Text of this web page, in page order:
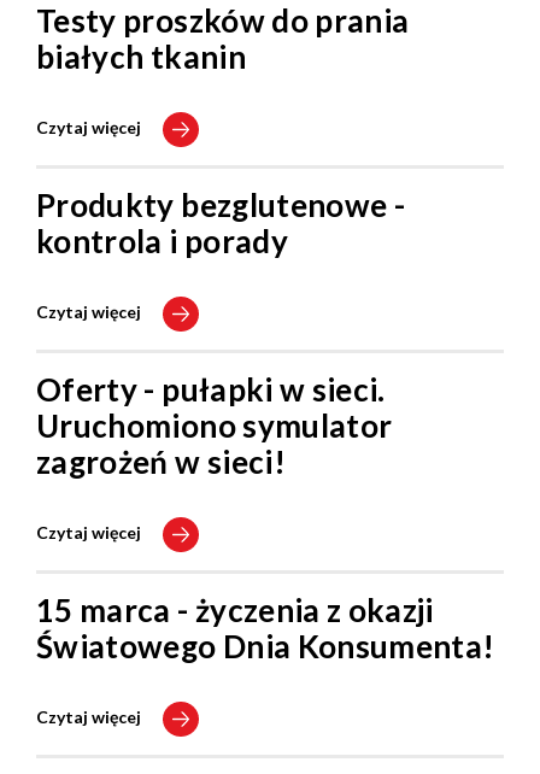
Testy proszków do prania
białych tkanin
Czytaj więcej
Produkty bezglutenowe -
kontrola i porady
Czytaj więcej
Oferty - pułapki w sieci.
Uruchomiono symulator
zagrożeń w sieci!
Czytaj więcej
15 marca - życzenia z okazji
Światowego Dnia Konsumenta!
Czytaj więcej